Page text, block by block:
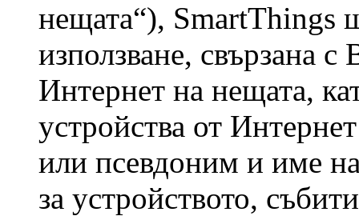
нещата“), SmartThings
използване, свързана
Интернет на нещата,
устройства от
или псевдоним и име
за устройството,